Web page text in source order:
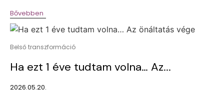
Bővebben
Belső transzformáció
Ha ezt 1 éve tudtam volna… Az...
2026.05.20.